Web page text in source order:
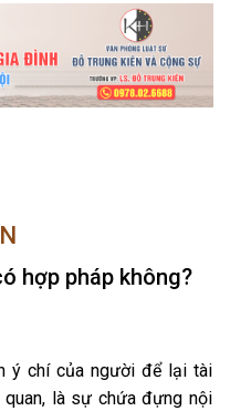
hợp pháp không?
ý chí của người để lại tài
là sự chứa đựng nội